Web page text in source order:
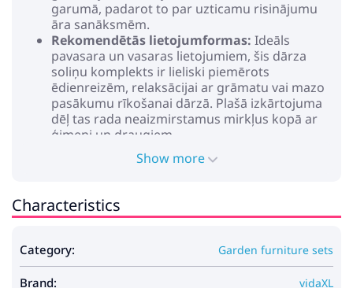
garumā, padarot to par uzticamu risinājumu
āra sanāksmēm.
Rekomendētās lietojumformas: Ideāls
pavasara un vasaras lietojumiem, šis dārza
soliņu komplekts ir lieliski piemērots
ēdienreizēm, relaksācijai ar grāmatu vai mazo
pasākumu rīkošanai dārzā. Plašā izkārtojuma
dēļ tas rada neaizmirstamus mirkļus kopā ar
ģimeni un draugiem.
Aprūpe un uzturēšana:
nevainojamu izskatu, regulāri tīriet to ar sausu
produktiem, kas var kaitēt koksnes dabīgajai
apdarei. Ja laika apstākļi nav labvēlīgi, apsveriet
laiku. Montāžai nepieciešami divi cilvēki ar
skrūvgriezi, lai nodrošinātu stabilu un drošu
uzstādījumu.
Show more
Characteristics
Category: Garden furniture sets
Brand: vidaXL